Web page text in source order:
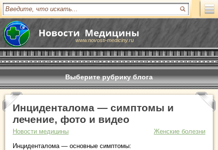
www.novosti-mediciny.ru
Выберите рубрику блога
Инциденталома — симптомы и
лечение, фото и видео
Новости медицины
Женские болезни
Инциденталома — основные симптомы: